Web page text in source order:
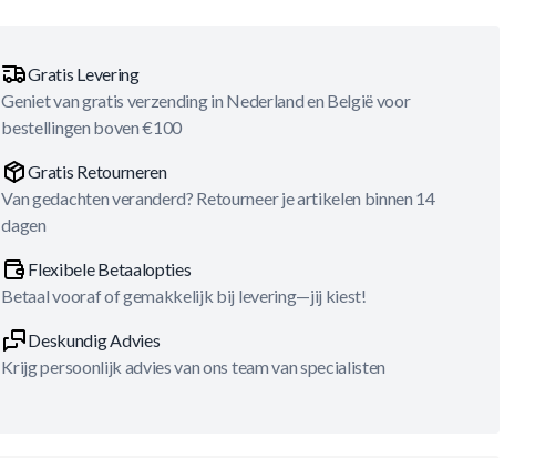
Gratis Levering
Geniet van gratis verzending in Nederland en België voor
bestellingen boven €100
Gratis Retourneren
Van gedachten veranderd? Retourneer je artikelen binnen 14
dagen
Flexibele Betaalopties
Betaal vooraf of gemakkelijk bij levering—jij kiest!
Deskundig Advies
Krijg persoonlijk advies van ons team van specialisten